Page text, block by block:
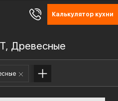
Калькулятор кухни
Древесные